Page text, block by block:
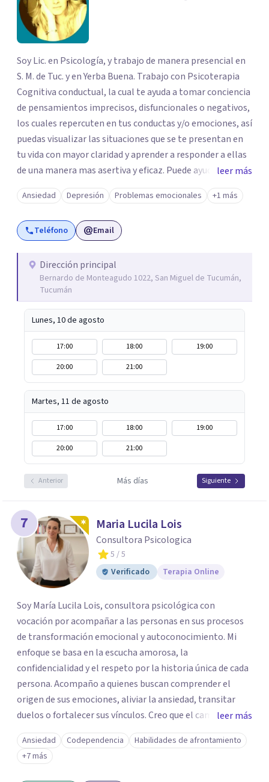
Soy Lic. en Psicología, y trabajo de manera presencial en
S. M. de Tuc. y en Yerba Buena. Trabajo con Psicoterapia
Cognitiva conductual, la cual te ayuda a tomar conciencia
de pensamientos imprecisos, disfuncionales o negativos,
los cuales repercuten en tus conductas y/o emociones, así
puedas visualizar las situaciones que se te presentan en
tu vida con mayor claridad y aprender a responder a ellas
de una manera mas asertiva y eficaz. Puede ayudarte a lo
siguiente: · Aprender técnicas para lidiar con
situaciones estresantes de la vida · Identificar formas
de controlar las emociones · Solucionar conflictos en
las relaciones y aprender mejores formas para
Superar traumas emocionales relacionados con el
maltrato o la violencia · Afrontar una enfermedad
médica · Controlar los síntomas físicos crónicos ·
Controlar los síntomas de enfermedad mental (trast. de
ansiedad; depresión; fobias; etc) · Prevenir recaídas de
síntomas de enfermedad mental · Tratar una
enfermedad mental cuando los medicamentos no son
una buena opción
leer más
Ansiedad Depresión Problemas emocionales +1 más
Teléfono Email
Dirección principal
Bernardo de Monteagudo 1022, San Miguel de Tucumán,
Tucumán
Lunes, 10 de agosto
17:00 18:00
19:00
20:00
21:00
Martes, 11 de agosto
17:00 18:00
19:00
20:00
21:00
Anterior Más días Siguiente
7 Maria Lucila Lois
Consultora Psicologica
5 / 5
Verificado
Terapia Online
Soy María Lucila Lois, consultora psicológica con
vocación por acompañar a las personas en sus procesos
de transformación emocional y autoconocimiento. Mi
enfoque se basa en la escucha amorosa, la
confidencialidad y el respeto por la historia única de cada
persona. Acompaño a quienes buscan comprender el
origen de sus emociones, aliviar la ansiedad, transitar
duelos o fortalecer sus vínculos. Creo que el camino hacia
una vida más auténtica comienza cuando nos animamos
a mirar hacia adentro y a reconocer las raíces de lo que
sentimos.
leer más
Ansiedad Codependencia
Habilidades de afrontamiento
+7 más